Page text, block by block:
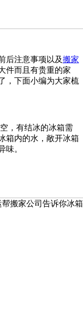
后注意事项以及搬家
件而且有贵重的家
，下面小编为大家梳
，有结冰的冰箱需
箱内的水，敞开冰箱
异味。